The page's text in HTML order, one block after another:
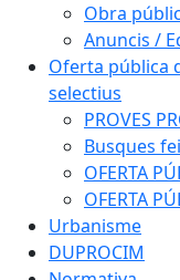
Obra
Anuncis /
Oferta pública
selectius
PROVES
Busques
OFERTA
OFERTA
Urbanisme
DUPROCIM